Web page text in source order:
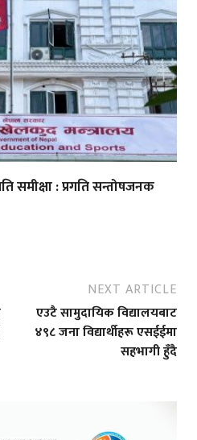
समीक्षा : प्रगति सन्तोषजनक
NEXT ARTICLE
एउटै सामुदायिक विद्यालयबाट
४९८ जना विद्यार्थीहरू एसईईमा
सहभागी हुँदै